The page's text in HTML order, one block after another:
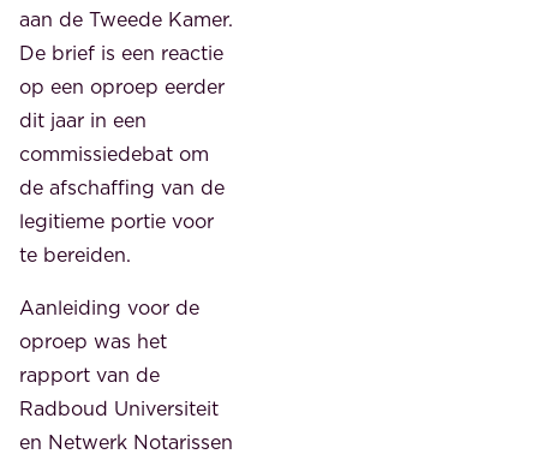
aan de Tweede Kamer.
De brief is een reactie
op een oproep eerder
dit jaar in een
commissiedebat om
de afschaffing van de
legitieme portie voor
te bereiden.
Aanleiding voor de
oproep was het
rapport van de
Radboud Universiteit
en Netwerk Notarissen